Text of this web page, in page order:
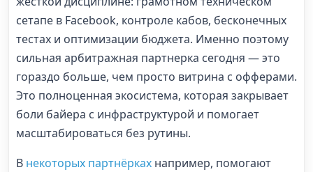
сетапе в Facebook, контроле кабов, бесконечных
тестах и оптимизации бюджета. Именно поэтому
сильная арбитражная партнерка сегодня — это
гораздо больше, чем просто витрина с офферами.
Это полноценная экосистема, которая закрывает
боли байера с инфраструктурой и помогает
масштабироваться без рутины.
В некоторых партнёрках например, помогают